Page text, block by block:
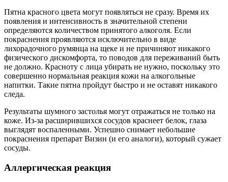
Пятна красного цвета могут появляться не сразу. Время их
появления и интенсивность в значительной степени
определяются количеством принятого алкоголя. Если
покраснения проявляются исключительно в виде
лихорадочного румянца на щеке и не причиняют никакого
физического дискомфорта, то поводов для переживаний быть
не должно. Красноту с лица убирать не нужно, поскольку это
совершенно нормальная реакция кожи на алкогольные
напитки. Такие пятна пройдут быстро и не оставят никакого
следа.
Результаты шумного застолья могут отражаться не только на
коже. Из-за расширившихся сосудов краснеет белок, глаза
выглядят воспаленными. Успешно снимает небольшие
покраснения препарат Визин (и его аналоги), который сужает
сосуды.
Аллергическая реакция